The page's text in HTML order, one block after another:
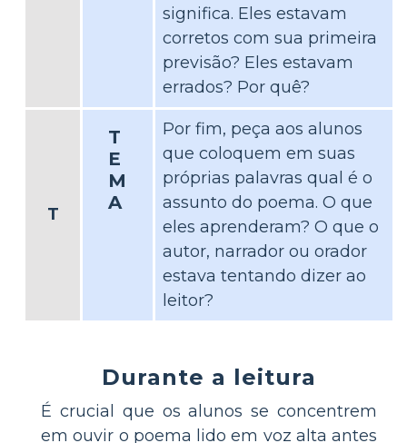
significa. Eles estavam
corretos com sua primeira
previsão? Eles estavam
errados? Por quê?
T
T
E
M
A
Por fim, peça aos alunos
que coloquem em suas
próprias palavras qual é o
assunto do poema. O que
eles aprenderam? O que o
autor, narrador ou orador
estava tentando dizer ao
leitor?
Durante a leitura
É crucial que os alunos se concentrem
em ouvir o poema lido em voz alta antes